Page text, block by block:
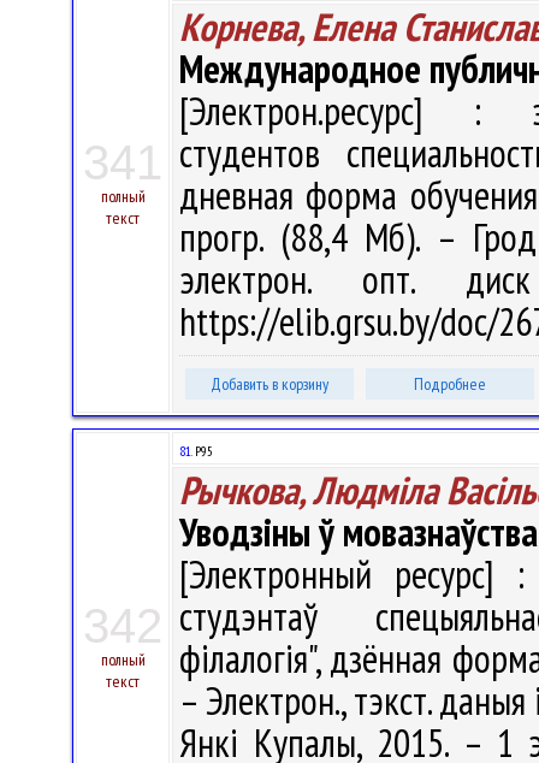
341
полный
текст
Корнева, Елена
Международное
[Электрон.ресурс] :
студентов
дневная форма
прогр. (88,4 Мб). –
электрон. опт.
https://elib.grsu.by/doc/
Добавить в корзину Подробнее
342
полный
текст
81.Р95
Рычкова, Людміла
Уводзіны ў мовазнаўства
[Электронный ресурс] :
студэнтаў
філалогія", дзённая
– Электрон., тэкст.
Янкі Купалы, 2015. – 1